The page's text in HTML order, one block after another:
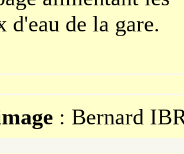
d'eau de la gare.
: Bernard